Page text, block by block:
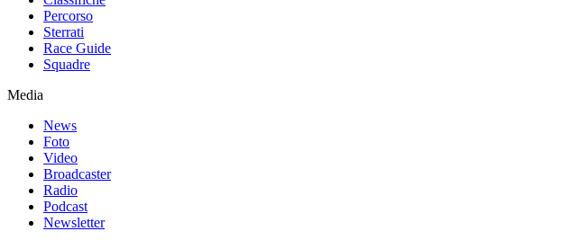
Percorso
Sterrati
Race Guide
Squadre
Media
News
Foto
Video
Broadcaster
Radio
Podcast
Newsletter